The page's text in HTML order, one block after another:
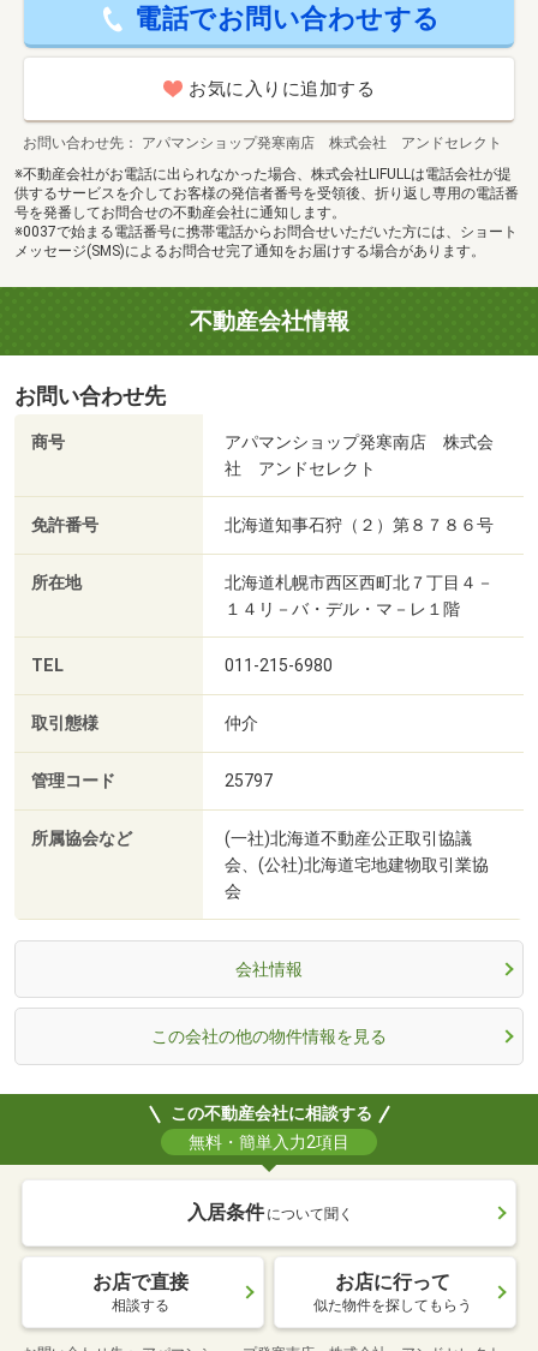
電話でお問い合わせする
お気に入りに追加する
お問い合わせ先
アパマンショップ発寒南店 株式会社 アンドセレクト
※不動産会社がお電話に出られなかった場合、株式会社LIFULLは電話会社が提
供するサービスを介してお客様の発信者番号を受領後、折り返し専用の電話番
号を発番してお問合せの不動産会社に通知します。
※0037で始まる電話番号に携帯電話からお問合せいただいた方には、ショート
メッセージ(SMS)によるお問合せ完了通知をお届けする場合があります。
不動産会社情報
お問い合わせ先
商号
アパマンショップ発寒南店 株式会
社 アンドセレクト
免許番号 北海道知事石狩（２）第８７８６号
所在地
北海道札幌市西区西町北７丁目４－
１４リ－バ・デル・マ－レ１階
TEL 011-215-6980
取引態様 仲介
管理コード 25797
所属協会など
(一社)北海道不動産公正取引協議
会、(公社)北海道宅地建物取引業協
会
会社情報
この会社の他の物件情報を見る
この不動産会社に相談する
無料・簡単入力2項目
入居条件 について聞く
お店で直接
相談する
お店に行って
似た物件を探してもらう